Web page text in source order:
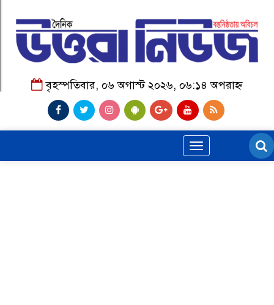
বৃহস্পতিবার, ০৬ অগাস্ট ২০২৬, ০৬:১৪ অপরাহ্ন
Toggle
navigation